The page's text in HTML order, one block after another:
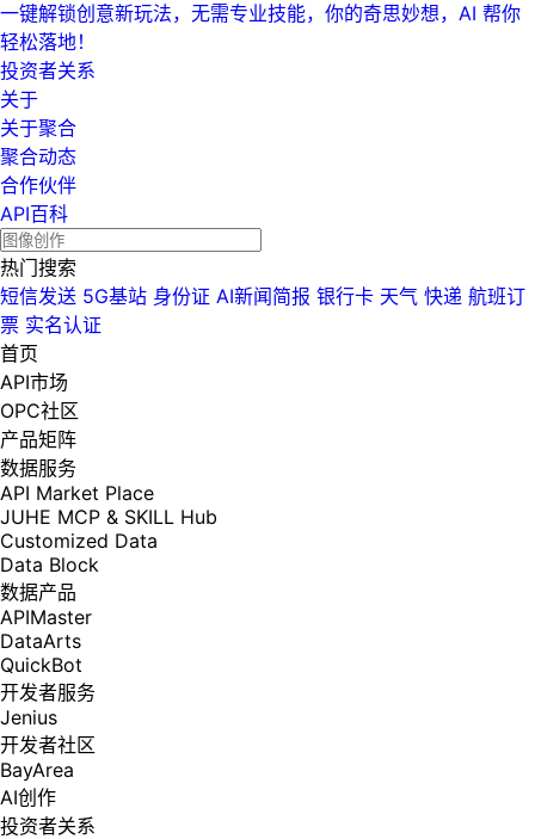
一键解锁创意新玩法，无需专业技能，你的奇思妙想，AI 帮你
轻松落地！
投资者关系
关于
关于聚合
聚合动态
合作伙伴
API百科
热门搜索
短信发送 5G基站 身份证 AI新闻简报 银行卡 天气 快递 航班订
票 实名认证
首页
API市场
OPC社区
产品矩阵
数据服务
API Market Place
JUHE MCP & SKILL Hub
Customized Data
Data Block
数据产品
APIMaster
DataArts
QuickBot
开发者服务
Jenius
开发者社区
BayArea
AI创作
投资者关系